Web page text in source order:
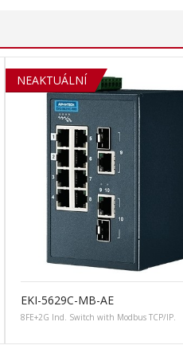
NEAKTUÁLNÍ
EKI-5629C-MB-AE
8FE+2G Ind. Switch with Modbus TCP/IP.